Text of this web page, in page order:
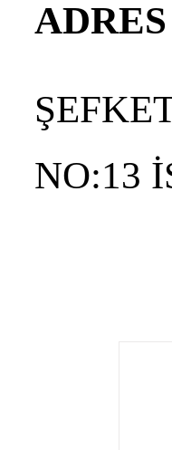
NO:13